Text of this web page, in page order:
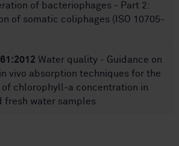
of bacteriophages - Part 2:
of somatic coliphages (ISO 10705-
Water quality - Guidance on
vivo absorption techniques for the
of chlorophyll-a concentration in
fresh water samples